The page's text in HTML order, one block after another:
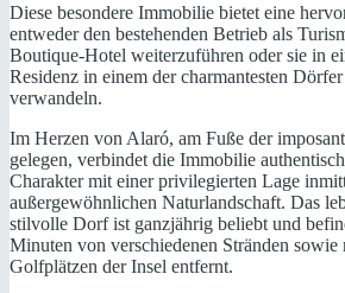
Diese besondere Immobilie bietet eine
entweder den bestehenden Betrieb als
Boutique-Hotel weiterzuführen oder sie in
Residenz in einem der charmantesten
verwandeln.
Im Herzen von Alaró, am Fuße der
gelegen, verbindet die Immobilie
Charakter mit einer privilegierten Lage
außergewöhnlichen Naturlandschaft. Das
stilvolle Dorf ist ganzjährig beliebt und
Minuten von verschiedenen Stränden sowie
Golfplätzen der Insel entfernt.